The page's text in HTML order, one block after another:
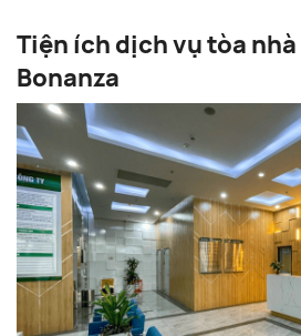
Tiện ích dịch vụ tòa
Bonanza